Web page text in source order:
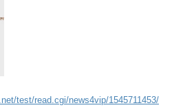
test/read.cgi/news4vip/1545711453/